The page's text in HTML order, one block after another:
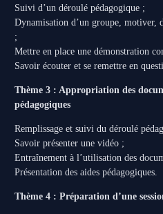
Suivi d’un déroulé pédagogique ;
Dynamisation d’un groupe, motiver,
;
Mettre en place une démonstration
Savoir écouter et se remettre en
Thème 3 : Appropriation des
pédagogiques
Remplissage et suivi du déroulé
Savoir présenter une vidéo ;
Entraînement à l’utilisation des
Présentation des aides pédagogiques.
Thème 4 : Préparation d’une